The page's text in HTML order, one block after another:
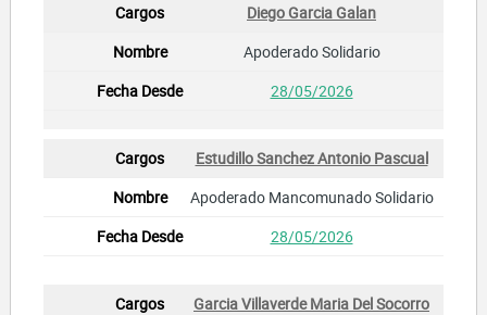
Diego Garcia Galan
Apoderado Solidario
28/05/2026
Estudillo Sanchez Antonio Pascual
Apoderado Mancomunado Solidario
28/05/2026
Garcia Villaverde Maria Del Socorro